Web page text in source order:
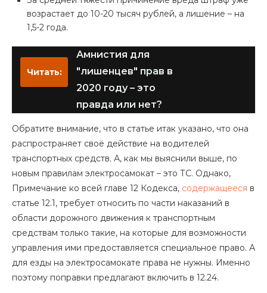
возрастает до 10-20 тысяч рублей, а лишение – на
1,5-2 года.
Читать:
Амнистия для
"лишенцев" прав в
2020 году – это
правда или нет?
Обратите внимание, что в статье итак указано, что она
распространяет своё действие на водителей
транспортных средств. А, как мы выяснили выше, по
новым правилам электросамокат – это ТС. Однако,
Примечание ко всей главе 12 Кодекса, содержащееся в
статье 12.1, требует относить по части наказаний в
области дорожного движения к транспортным
средствам только такие, на которые для возможности
управления ими предоставляется специальное право. А
для езды на электросамокате права не нужны. Именно
поэтому поправки предлагают включить в 12.24.